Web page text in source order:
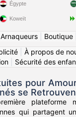
Égypte
Koweït
Arnaqueurs| Boutique|
À propos de
| Sécurité des
pour
se
plateforme
qui partagent